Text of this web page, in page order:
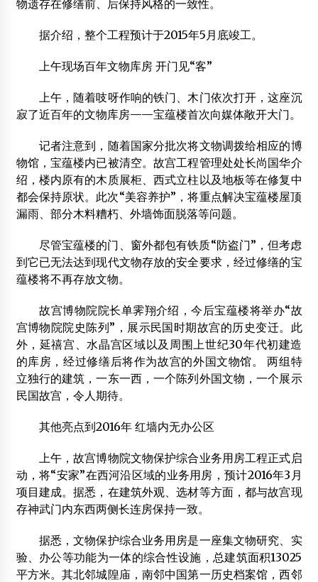
物遗存在修缮前、后保持风格的一致性。
据介绍，整个工程预计于2015年5月底竣工。
上午现场百年文物库房 开门见“客”
上午，随着吱呀作响的铁门、木门依次打开，这座沉
寂了近百年的文物库房——宝蕴楼首次向媒体敞开大门。
记者注意到，随着国家分批次将文物调拨给相应的博
物馆，宝蕴楼内已被清空。故宫工程管理处处长尚国华介
绍，楼内原有的木质展柜、西式立柱以及地板等在修复中
都会保持原状。此次“美容养护”，将重点解决宝蕴楼屋顶
漏雨、部分木料糟朽、外墙饰面脱落等问题。
尽管宝蕴楼的门、窗外都包有铁质“防盗门”，但考虑
到它已无法达到现代文物存放的安全要求，经过修缮的宝
蕴楼将不再存放文物。
故宫博物院院长单霁翔介绍，今后宝蕴楼将举办“故
宫博物院院史陈列”，展示民国时期故宫的历史变迁。此
外，延禧宫、水晶宫区域以及周围上世纪30年代初建造
的库房，经过修缮后将作为故宫的外国文物馆。 两组特
立独行的建筑，一东一西，一个陈列外国文物，一个展示
民国故宫，令人期待。
其他亮点到2016年 红墙内无办公区
上午，故宫博物院文物保护综合业务用房工程正式启
动，将“安家”在西河沿区域的业务用房，预计2016年3月
项目建成。据悉，在建筑外观、选材等方面，都与故宫现
存神武门内东西两侧长连房保持一致。
据悉，文物保护综合业务用房是一座集文物研究、实
验、办公等功能为一体的综合性设施，总建筑面积13025
平方米。其北邻城隍庙，南邻中国第一历史档案馆，西邻